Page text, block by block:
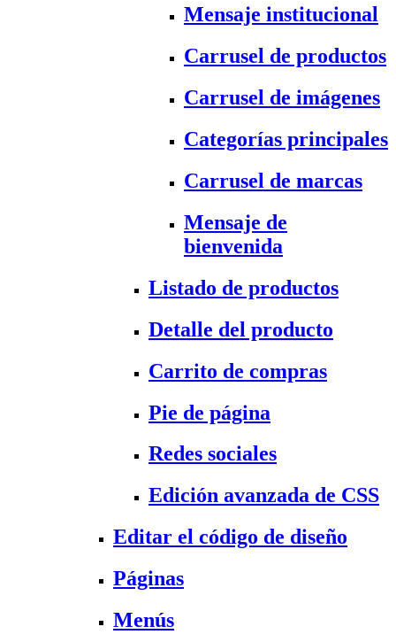
Mensaje institucional
Carrusel de productos
Carrusel de imágenes
Categorías principales
Carrusel de marcas
Mensaje de
bienvenida
Listado de productos
Detalle del producto
Carrito de compras
Pie de página
Redes sociales
Edición avanzada de CSS
Editar el código de diseño
Páginas
Menús